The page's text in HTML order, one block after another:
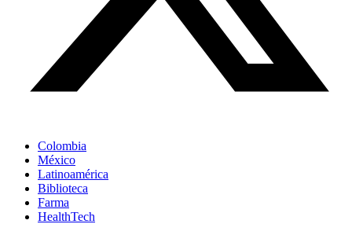
Colombia
México
Latinoamérica
Biblioteca
Farma
HealthTech